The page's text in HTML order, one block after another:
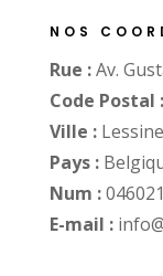
NOS
Rue :Av.
Code Postal :
Ville :
Pays :
Num :
E-mail :